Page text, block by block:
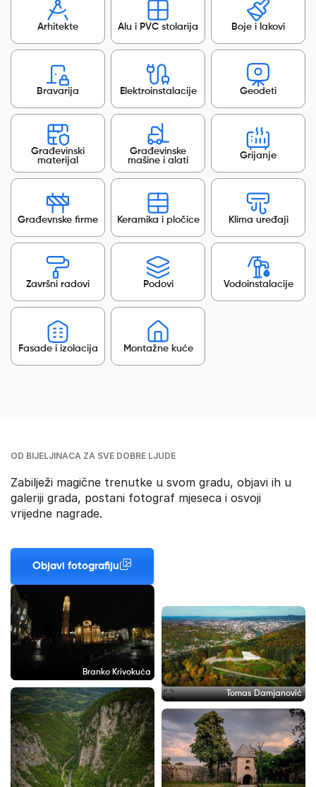
Arhitekte Alu i PVC stolarija Boje i lakovi
Bravarija Elektroinstalacije Geodeti
Građevinski
materijal
Građevinske
mašine i alati
Grijanje
Građevnske firme Keramika i pločice Klima uređaji
Završni radovi Podovi Vodoinstalacije
Fasade i izolacija Montažne kuće
OD BIJELJINACA ZA SVE DOBRE LJUDE
Zabilježi magične trenutke u svom gradu, objavi ih u
galeriji grada, postani fotograf mjeseca i osvoji
vrijedne nagrade.
Objavi fotografiju
Branko Krivokuća
Tomas Damjanović